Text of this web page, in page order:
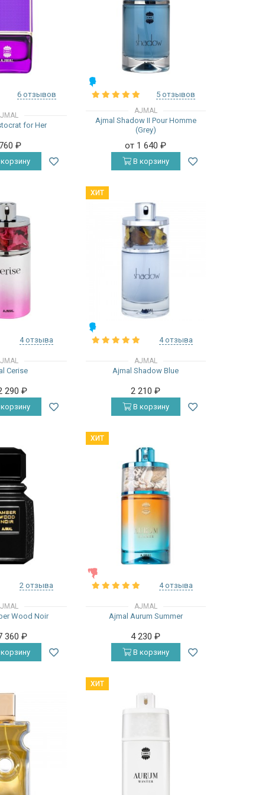
6 отзывов
for Her
₽
5 отзывов
AJMAL
Ajmal Shadow II Pour Homme
(Grey)
от 1 640₽
В корзину
4 отзыва
Cerise
290₽
ХИТ
4 отзыва
AJMAL
Ajmal Shadow Blue
2 210₽
В корзину
2 отзыва
Wood Noir
360₽
ХИТ
4 отзыва
AJMAL
Ajmal Aurum Summer
4 230₽
В корзину
ХИТ